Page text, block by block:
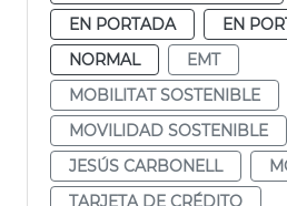
EN PORTADA
EN
NORMAL
EMT
MOBILITAT SOSTENIBLE
MOVILIDAD SOSTENIBLE
JESÚS CARBONELL
TARJETA DE CRÉDITO